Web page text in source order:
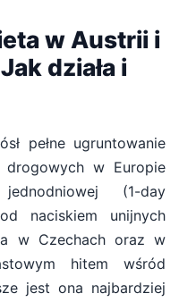
w Austrii i
działa i
pełne ugruntowanie
drogowych w Europie
(1-day
naciskiem unijnych
w Czechach oraz w
hitem wśród
jest ona najbardziej